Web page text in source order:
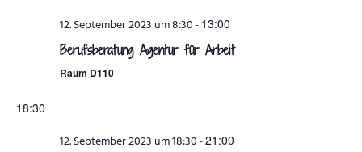
FORMULARE12. September 2023 um 8:30 - 13:00
Berufsberatung Agentur für Arbeit
Raum D110
18:30
12. September 2023 um 18:30 -21:00